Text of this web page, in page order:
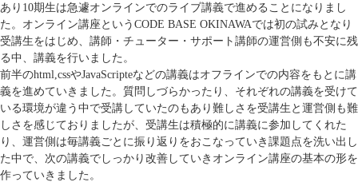
あり10期生は急遽オンラインでのライブ講義で進めることになりまし
た。オンライン講座というCODE BASE OKINAWAでは初の試みとなり
受講生をはじめ、講師・チューター・サポート講師の運営側も不安に残
る中、講義を行いました。
前半のhtml,cssやJavaScripteなどの講義はオフラインでの内容をもとに講
義を進めていきました。質問しづらかったり、それぞれの講義を受けて
いる環境が違う中で受講していたのもあり難しさを受講生と運営側も難
しさを感じておりましたが、受講生は積極的に講義に参加してくれた
り、運営側は毎講義ごとに振り返りをおこなっていき課題点を洗い出し
た中で、次の講義でしっかり改善していきオンライン講座の基本の形を
作っていきました。